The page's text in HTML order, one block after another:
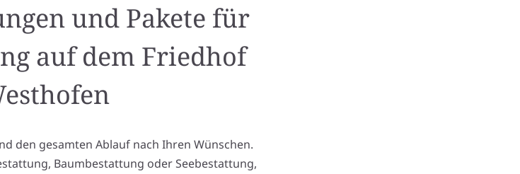
und Pakete für
auf dem Friedhof
den gesamten Ablauf nach Ihren Wünschen.
Baumbestattung oder Seebestattung,